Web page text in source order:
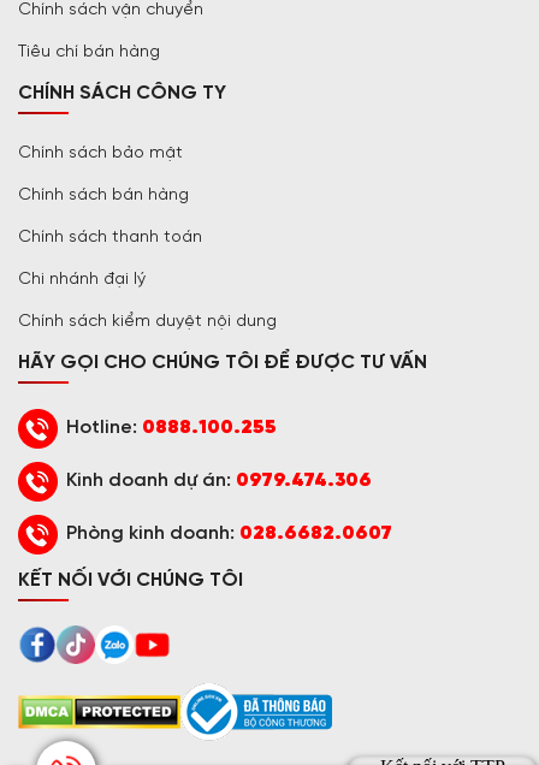
Chính sách vận chuyển
Tiêu chí bán hàng
CHÍNH SÁCH CÔNG TY
Chính sách bảo mật
Chính sách bán hàng
Chính sách thanh toán
Chi nhánh đại lý
Chính sách kiểm duyệt nội dung
HÃY GỌI CHO CHÚNG TÔI ĐỂ ĐƯỢC TƯ VẤN
Hotline: 0888.100.255
Kinh doanh dự án: 0979.474.306
Phòng kinh doanh: 028.6682.0607
KẾT NỐI VỚI CHÚNG TÔI